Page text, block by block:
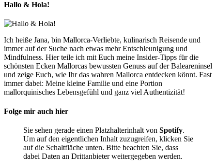
Hallo & Hola!
Ich heiße Jana, bin Mallorca-Verliebte, kulinarisch Reisende und
immer auf der Suche nach etwas mehr Entschleunigung und
Mindfulness. Hier teile ich mit Euch meine Insider-Tipps für die
schönsten Ecken Mallorcas bewussten Genuss auf der Baleareninsel
und zeige Euch, wie Ihr das wahren Mallorca entdecken könnt. Fast
immer dabei: Meine kleine Familie und eine Portion
mallorquinisches Lebensgefühl und ganz viel Authentizität!
Folge mir auch hier
Sie sehen gerade einen Platzhalterinhalt von Spotify.
Um auf den eigentlichen Inhalt zuzugreifen, klicken Sie
auf die Schaltfläche unten. Bitte beachten Sie, dass
dabei Daten an Drittanbieter weitergegeben werden.